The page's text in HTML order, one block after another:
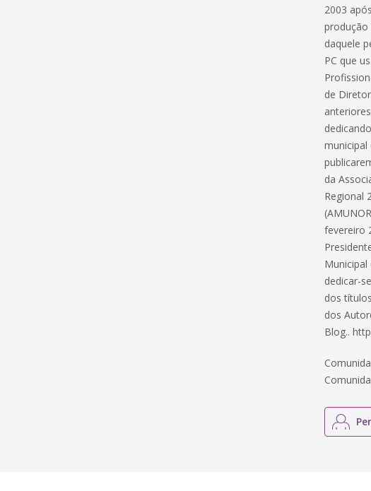
2003
produção
daquele
PC que
de
da
Regional
fevereiro
dedicar-
dos
dos
Blog..